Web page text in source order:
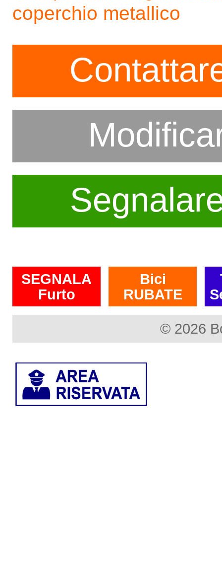
coperchio metallico
SEGNALA
Furto
Bici
RUBATE
© 2026